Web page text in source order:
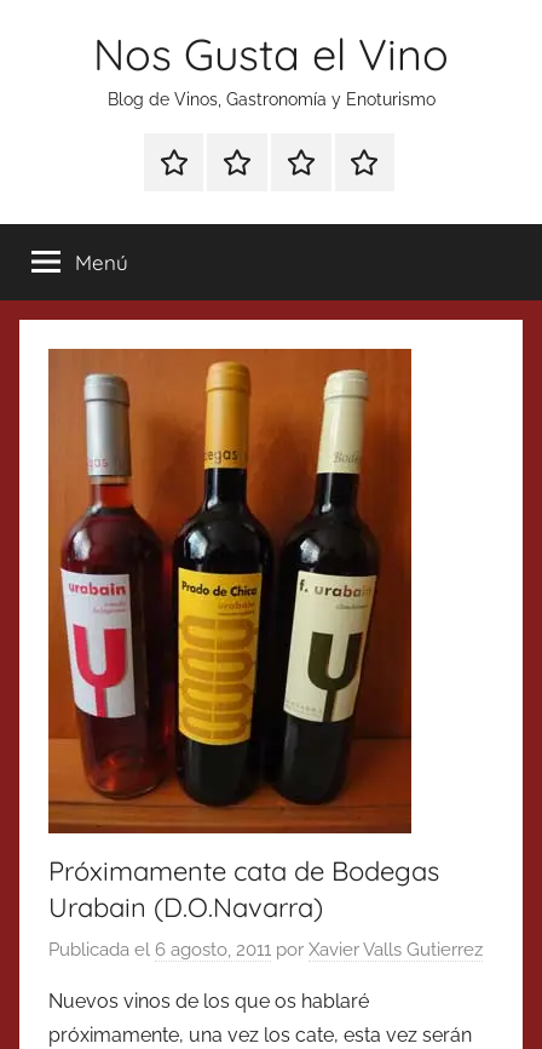
Nos Gusta el Vino
Blog de Vinos, Gastronomía y Enoturismo
Especial
Tonics
Enoturismo
Gastronomía
RankingContacto
Menú
Próximamente cata de Bodegas
Urabain (D.O.Navarra)
Publicada el 6 agosto, 2011 por Xavier Valls Gutierrez
Nuevos vinos de los que os hablaré
próximamente, una vez los cate, esta vez serán